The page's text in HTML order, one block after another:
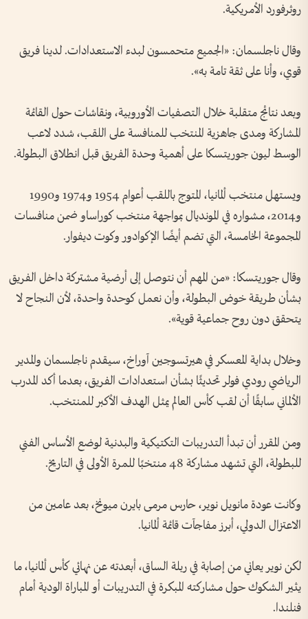
روثرفورد الأمريكية.
وقال ناجلسمان: «الجميع متحمسون لبدء الاستعدادات. لدينا فريق
قوي، وأنا على ثقة تامة به».
وبعد نتائج متقلبة خلال التصفيات الأوروبية، ونقاشات حول القائمة
المشاركة ومدى جاهزية المنتخب للمنافسة على اللقب، شدد لاعب
الوسط ليون جوريتسكا على أهمية وحدة الفريق قبل انطلاق البطولة.
ويستهل منتخب ألمانيا، المتوج باللقب أعوام 1954 و1974 و1990
و2014، مشواره في المونديال بمواجهة منتخب كوراساو ضمن منافسات
المجموعة الخامسة، التي تضم أيضًا الإكوادور وكوت ديفوار.
وقال جوريتسكا: «من المهم أن نتوصل إلى أرضية مشتركة داخل الفريق
بشأن طريقة خوض البطولة، وأن نعمل كوحدة واحدة، لأن النجاح لا
يتحقق دون روح جماعية قوية».
وخلال بداية المعسكر في هيرتسوجين آوراخ، سيقدم ناجلسمان والمدير
الرياضي رودي فولر تحديثًا بشأن استعدادات الفريق، بعدما أكد المدرب
الألماني سابقًا أن لقب كأس العالم يمثل الهدف الأكبر للمنتخب.
ومن المقرر أن تبدأ التدريبات التكتيكية والبدنية لوضع الأساس الفني
للبطولة، التي تشهد مشاركة 48 منتخبًا للمرة الأولى في التاريخ.
وكانت عودة مانويل نوير، حارس مرمى بايرن ميونخ، بعد عامين من
الاعتزال الدولي، أبرز مفاجآت قائمة ألمانيا.
لكن نوير يعاني من إصابة في ربلة الساق، أبعدته عن نهائي كأس ألمانيا، ما
يثير الشكوك حول مشاركته المبكرة في التدريبات أو المباراة الودية أمام
فنلندا.